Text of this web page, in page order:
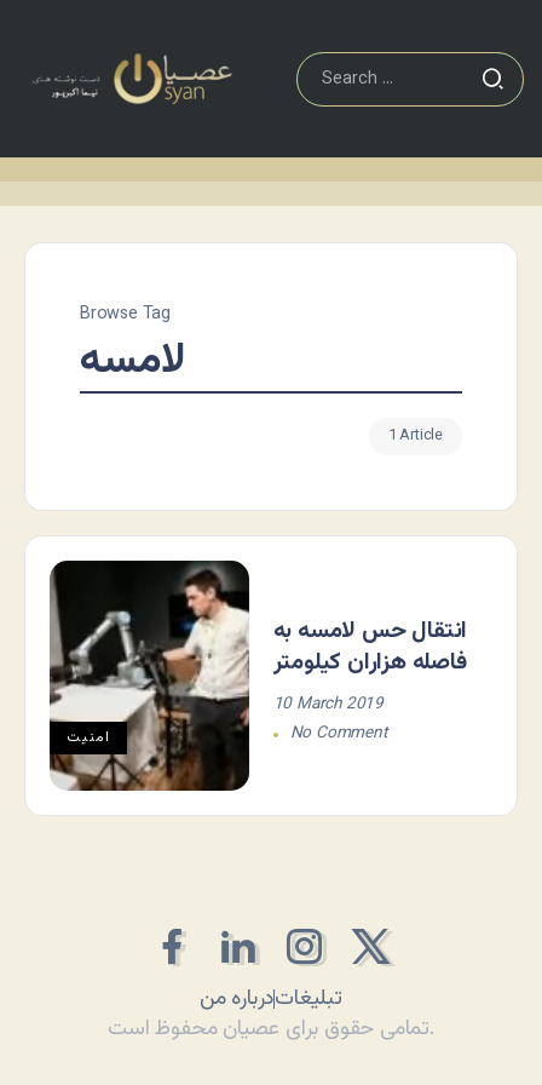
Browse Tag
لامسه
1 Article
امنیت
انتقال حس لامسه به
فاصله هزاران کیلومتر
10 March 2019
No Comment
درباره منتبلیغات
تمامی حقوق برای عصیان محفوظ است.